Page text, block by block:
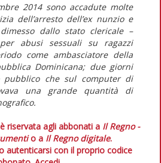
2014 sono accadute molte
dell’arresto dell’ex nunzio e
dallo stato clericale –
per abusi sessuali su ragazzi
come ambasciatore della
Dominicana; due giorni
pubblico che sul computer di
una grande quantità di
riservata agli abbonati a Il Regno -
o a Il Regno digitale.
autenticarsi con il proprio codice